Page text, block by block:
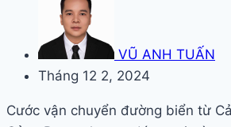
VŨ ANH TUẤN
Tháng 12 2, 2024
Cước vận chuyển đường biển từ